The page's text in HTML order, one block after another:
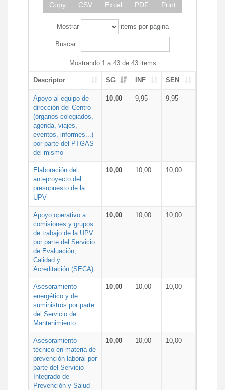
Copy CSV Excel PDF Print
Mostrar items por página
Buscar:
Mostrando 1 a 43 de 43 items
Descriptor SG INF SEN
Apoyo al equipo de
dirección del Centro
(órganos colegiados,
agenda, viajes,
eventos, informes...)
por parte del PTGAS
del mismo
10,00 9,95 9,95
Elaboración del
anteproyecto del
presupuesto de la
UPV
10,00 10,00 10,00
Apoyo operativo a
comisiones y grupos
de trabajo de la UPV
por parte del Servicio
de Evaluación,
Calidad y
Acreditación (SECA)
10,00 10,00 10,00
Asesoramiento
energético y de
suministros por parte
del Servicio de
Mantenimiento
10,00 10,00 10,00
Asesoramiento
técnico en materia de
prevención laboral por
parte del Servicio
Integrado de
Prevención y Salud
10,00 10,00 10,00